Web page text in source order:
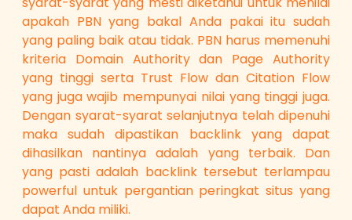
apakah PBN yang bakal Anda pakai itu sudah
yang paling baik atau tidak. PBN harus memenuhi
kriteria Domain Authority dan Page Authority
yang tinggi serta Trust Flow dan Citation Flow
yang juga wajib mempunyai nilai yang tinggi juga.
Dengan syarat-syarat selanjutnya telah dipenuhi
maka sudah dipastikan backlink yang dapat
dihasilkan nantinya adalah yang terbaik. Dan
yang pasti adalah backlink tersebut terlampau
powerful untuk pergantian peringkat situs yang
dapat Anda miliki.